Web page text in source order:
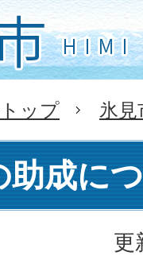
ップ 氷
助成に
更